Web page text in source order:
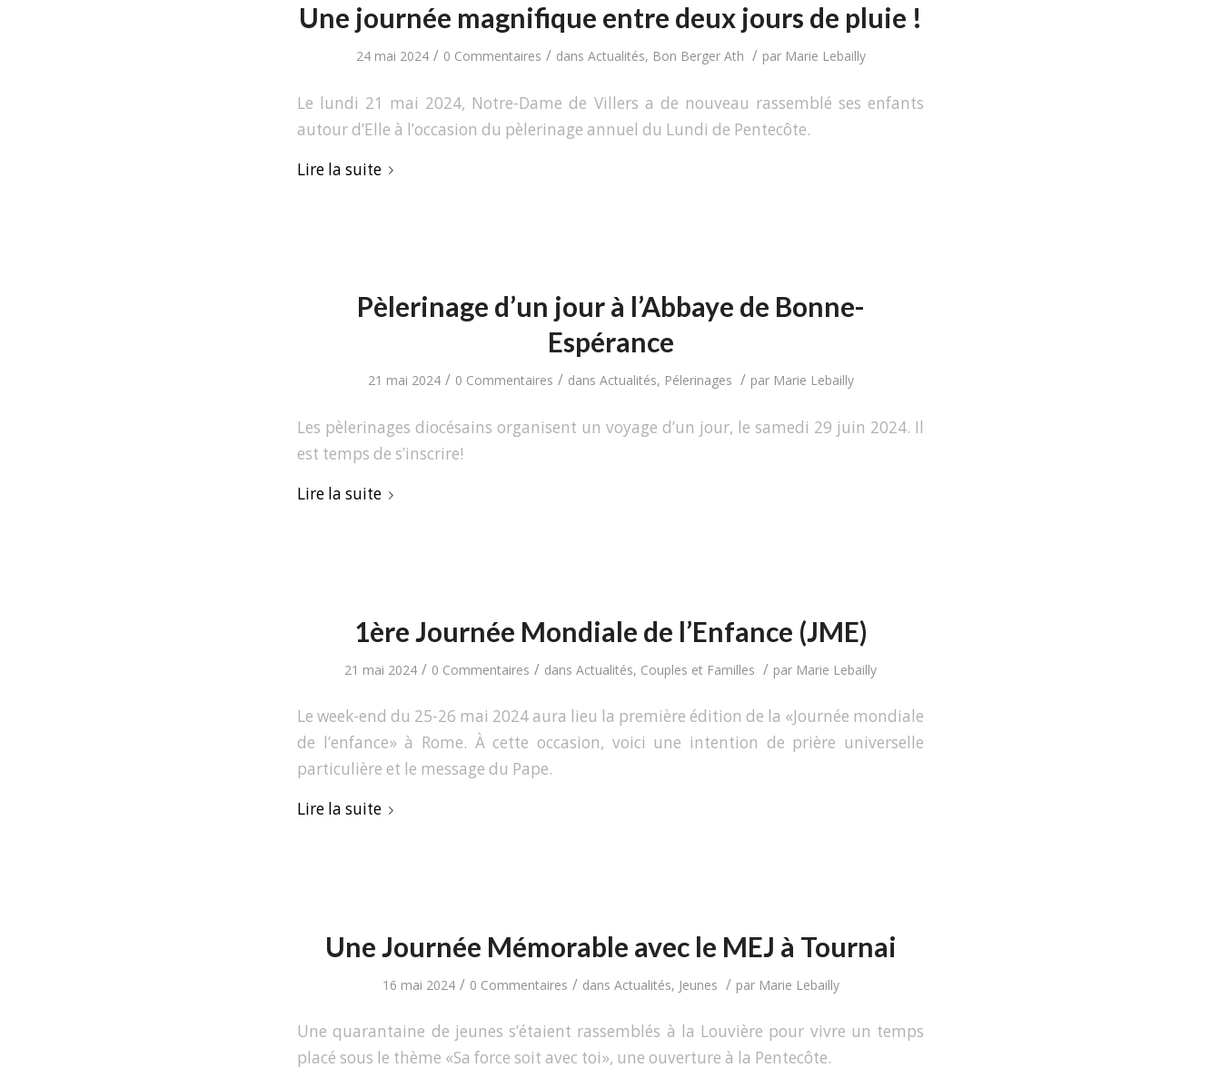
Une journée magnifique entre deux jours de pluie !
24 mai 2024 / 0 Commentaires / dans Actualités, Bon Berger Ath / par Marie Lebailly
Le lundi 21 mai 2024, Notre-Dame de Villers a de nouveau rassemblé ses enfants
autour d’Elle à l’occasion du pèlerinage annuel du Lundi de Pentecôte.
Lire la suite
Pèlerinage d’un jour à l’Abbaye de Bonne-
Espérance
21 mai 2024 / 0 Commentaires / dans Actualités, Pélerinages / par Marie Lebailly
Les pèlerinages diocésains organisent un voyage d’un jour, le samedi 29 juin 2024. Il
est temps de s’inscrire!
Lire la suite
1ère Journée Mondiale de l’Enfance (JME)
21 mai 2024 / 0 Commentaires / dans Actualités, Couples et Familles / par Marie Lebailly
Le week-end du 25-26 mai 2024 aura lieu la première édition de la «Journée mondiale
de l’enfance» à Rome. À cette occasion, voici une intention de prière universelle
particulière et le message du Pape.
Lire la suite
Une Journée Mémorable avec le MEJ à Tournai
16 mai 2024 / 0 Commentaires / dans Actualités, Jeunes / par Marie Lebailly
Une quarantaine de jeunes s’étaient rassemblés à la Louvière pour vivre un temps
placé sous le thème «Sa force soit avec toi», une ouverture à la Pentecôte.